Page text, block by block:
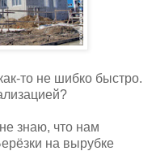
то не шибко быстро.
знаю, что нам
на вырубке